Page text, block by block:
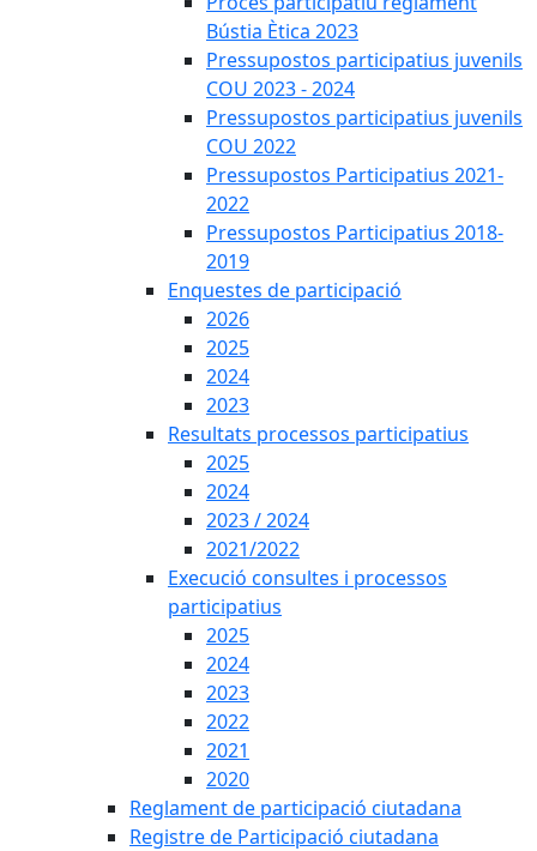
Bústia Ètica 2023
Pressupostos participatius juvenils
COU 2023 - 2024
Pressupostos participatius juvenils
COU 2022
Pressupostos Participatius 2021-
2022
Pressupostos Participatius 2018-
2019
Enquestes de participació
2026
2025
2024
2023
Resultats processos participatius
2025
2024
2023 / 2024
2021/2022
Execució consultes i processos
participatius
2025
2024
2023
2022
2021
2020
Reglament de participació ciutadana
Registre de Participació ciutadana